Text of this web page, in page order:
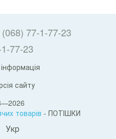
(068) 77-1-77-23
77-23
сайту
товарів - ПОТІШКИ
Укр